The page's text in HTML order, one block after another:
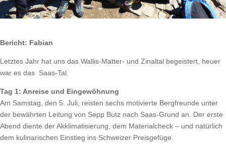
Bericht: Fabian
Letztes Jahr hat uns das Wallis-Matter- und Zinaltal begeistert, heuer
war es das Saas-Tal.
Tag 1: Anreise und Eingewöhnung
Am Samstag, den 5. Juli, reisten sechs motivierte Bergfreunde unter
der bewährten Leitung von Sepp Butz nach Saas-Grund an. Der erste
Abend diente der Akklimatisierung, dem Materialcheck – und natürlich
dem kulinarischen Einstieg ins Schweizer Preisgefüge.